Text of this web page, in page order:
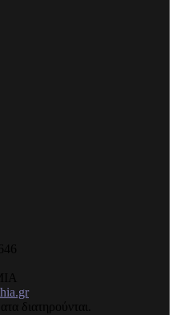
διατηρούνται.